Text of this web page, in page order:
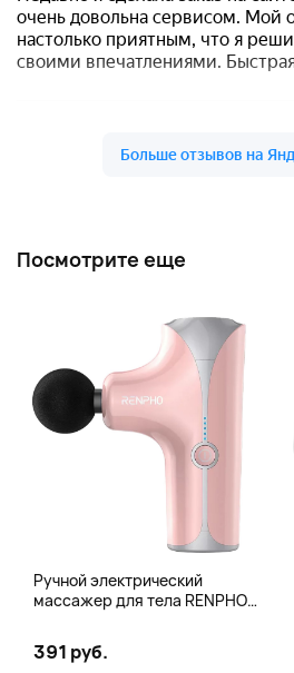
Посмотрите еще
Ручной электрический
массажер для тела RENPHO
391 руб.